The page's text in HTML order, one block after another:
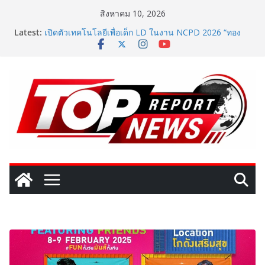
สิงหาคม 10, 2026
Latest: เปิดตัวเทคโนโลยีเพื่อเด็ก LD ในงาน NCPD 2026 “ทอง
ก้อนใหญ่” ชูนวัตกรรมช่วยงานแพทย์และนักฟื้นฟู
คู่องค์ความรู้” ติดปีก SME อาหารไทยแข่งขันได้ในเวทีโลก
Vitafoods Asia 2026 ตัวเร่งอุตสาหกรรมสารสกัดไทย ชู
งานวิจัย – เครือข่ายโลก สร้างมูลค่าเศรษฐกิจใหม่ ขานรับ
ตลาดโภชนาการสุขภาพโลกโตทะลุล้านล้านดอลลาร์
เติมวิตามินซีในทุกวัน พร้อมโปรโมชั่นสุดคุ้ม! “บีไชน์ ไบโอ
โปร ซี” ซื้อ 1 แถม 1 เพียง 49 บาท ที่เซเว่น อีเลฟเว่น ถึง
‘RAKSAPHAN’ เปิดฉากคอลเลกชันระดับมาสเตอร์พีซคอล
เลกชันแรก รังสรรค์ “ผ้าลายน้ำไหล” สู่ชิ้นงานศิลปะสะสม
สุดลิมิเต็ด ถ่ายทอดภูมิปัญญาท้องถิ่นสู่สุนทรียภาพระดับ
สากล